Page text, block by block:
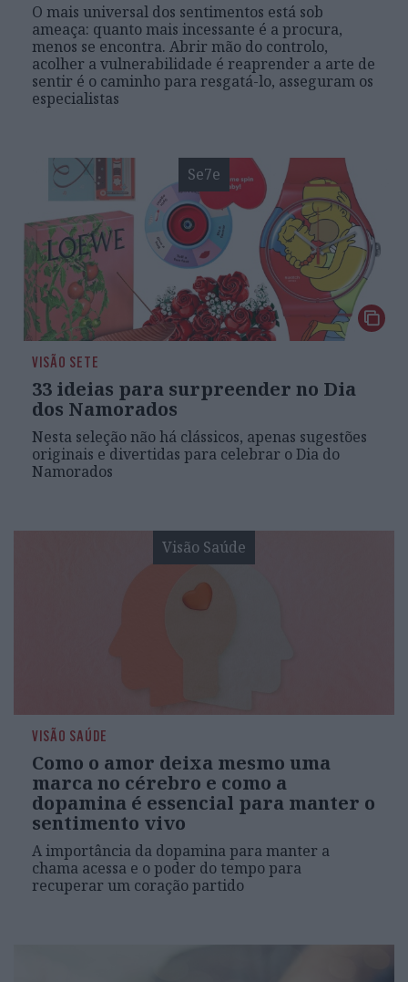
O mais universal dos sentimentos está sob
ameaça: quanto mais incessante é a procura,
menos se encontra. Abrir mão do controlo,
acolher a vulnerabilidade é reaprender a arte de
sentir é o caminho para resgatá-lo, asseguram os
especialistas
Se7e
VISÃO SETE
33 ideias para surpreender no Dia
dos Namorados
Nesta seleção não há clássicos, apenas sugestões
originais e divertidas para celebrar o Dia do
Namorados
Visão Saúde
VISÃO SAÚDE
Como o amor deixa mesmo uma
marca no cérebro e como a
dopamina é essencial para manter o
sentimento vivo
A importância da dopamina para manter a
chama acessa e o poder do tempo para
recuperar um coração partido